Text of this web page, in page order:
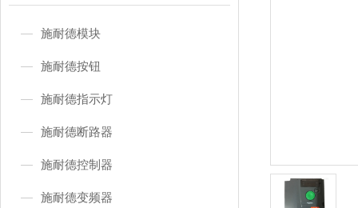
施耐德模块
施耐德按钮
施耐德指示灯
施耐德断路器
施耐德控制器
施耐德变频器